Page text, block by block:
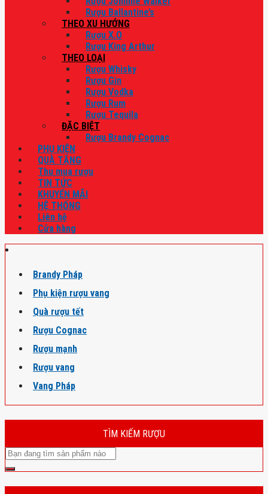
Rượu Ballantine’s
THEO XU HƯỚNG
Rượu X.O
Rượu King Arthur
THEO LOẠI
Rượu Whisky
Rượu Gin
Rượu Vodka
Rượu Rum
Rượu Tequila
ĐẶC BIỆT
Rượu Brandy Cognac
PHỤ KIỆN
QUÀ TẶNG
Thu mua rượu
TIN TỨC
KHUYẾN MÃI
HỆ THỐNG
Liên hệ
Cửa hàng
Brandy Pháp
Phụ kiện rượu vang
Quà rượu tết
Rượu Cognac
Rượu mạnh
Rượu vang
Vang Pháp
TÌM KIẾM RƯỢU